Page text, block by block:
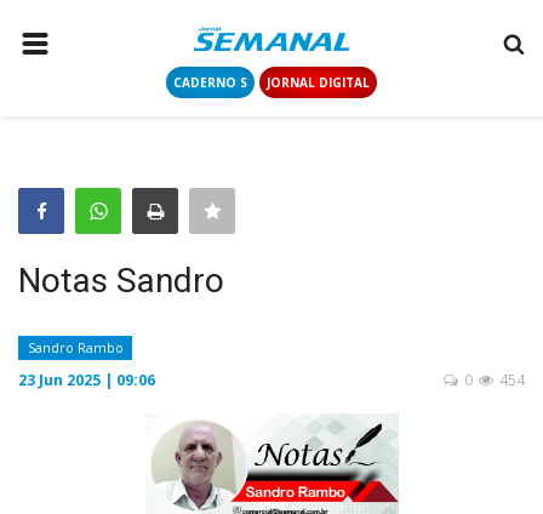
CADERNO S JORNAL DIGITAL
COLUNISTAS
CONTATO
LOGIN
CADASTRAR
JORNAL DIGITAL
Notas Sandro
Sandro Rambo
23 Jun 2025 | 09:06 454
0